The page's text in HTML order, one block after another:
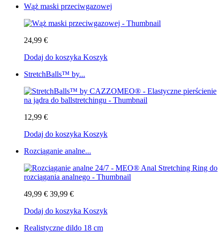
Wąż maski przeciwgazowej
24,99 €
Dodaj do koszyka Koszyk
StretchBalls™ by...
12,99 €
Dodaj do koszyka Koszyk
Rozciąganie analne...
49,99 € 39,99 €
Dodaj do koszyka Koszyk
Realistyczne dildo 18 cm